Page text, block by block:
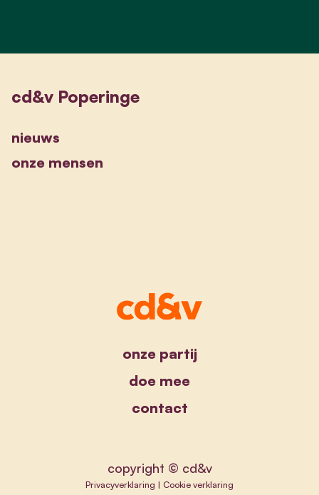
cd&v Poperinge
nieuws
onze mensen
onze partij
doe mee
contact
copyright © cd&v
Privacyverklaring | Cookie verklaring